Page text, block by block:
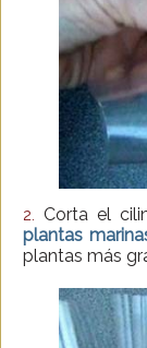
2.
Corta el
plantas
plantas más